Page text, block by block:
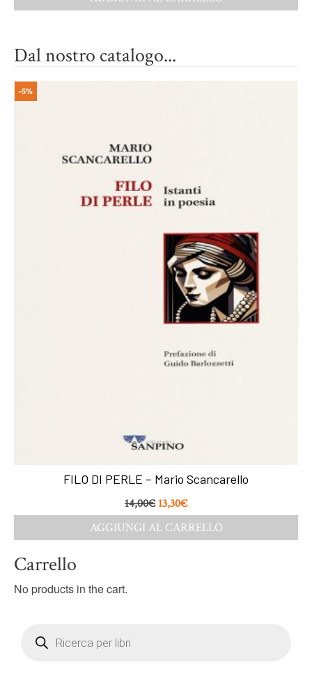
Dal nostro catalogo...
-5%
FILO DI PERLE – Mario Scancarello
14,00€ 13,30€
AGGIUNGI AL CARRELLO
Carrello
No products in the cart.
search